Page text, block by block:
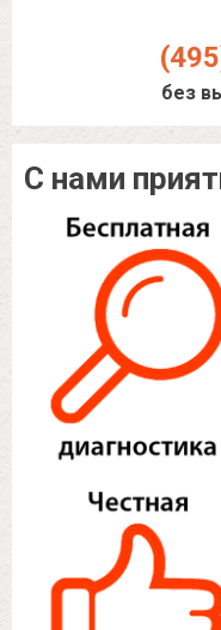
без
С нами